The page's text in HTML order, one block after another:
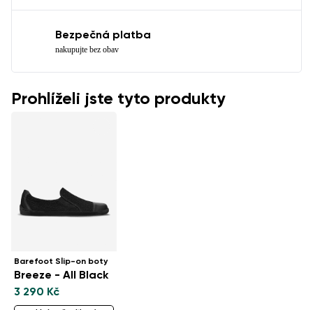
Bezpečná platba
nakupujte bez obav
Prohlíželi jste tyto produkty
Barefoot Slip-on boty
Breeze - All Black
3 290 Kč